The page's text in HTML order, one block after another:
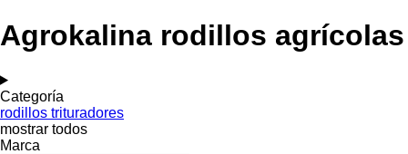
Agrokalina rodillos agrícolas
Categoría
rodillos trituradores
mostrar todos
Marca